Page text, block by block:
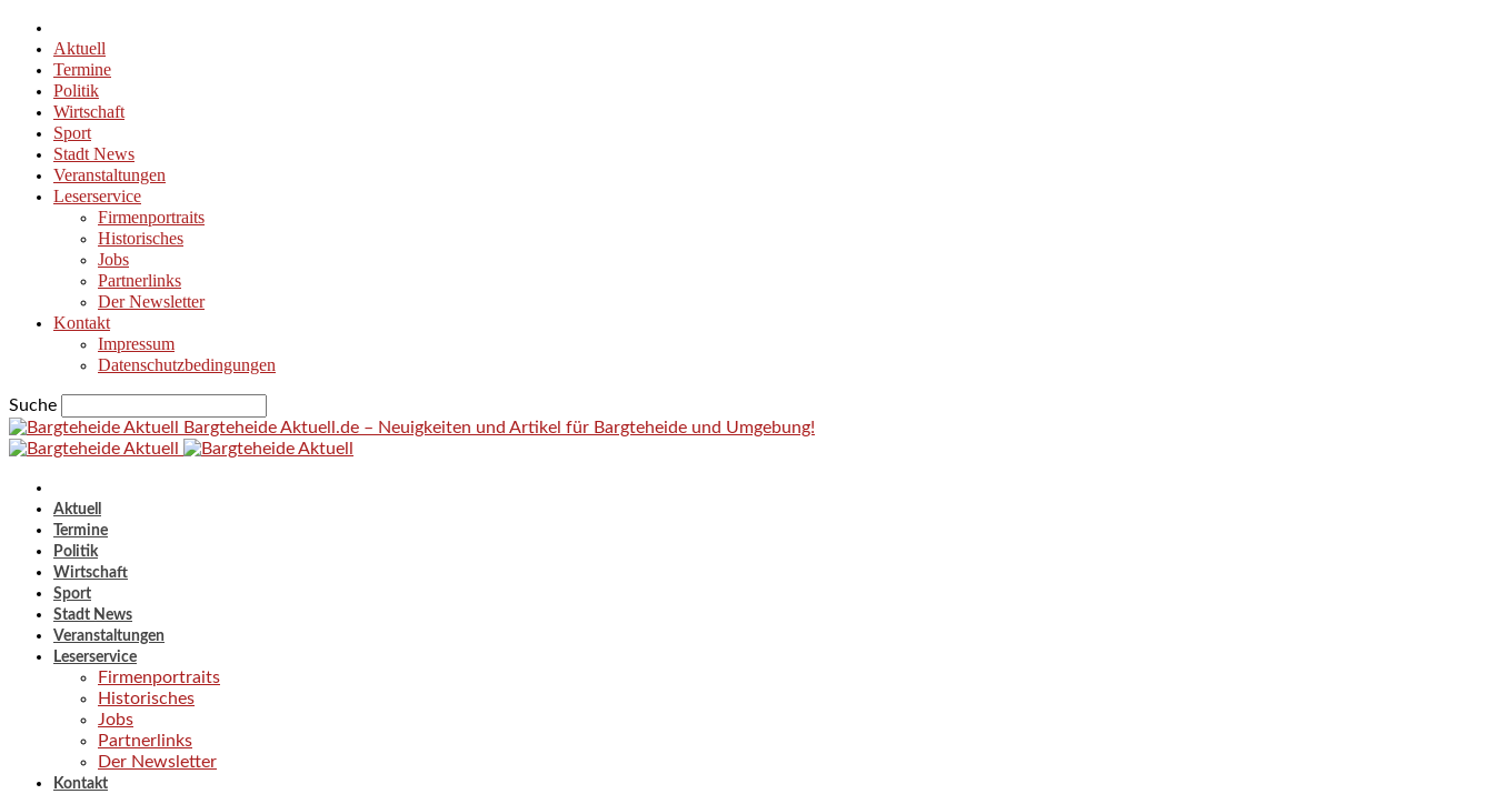
Aktuell
Termine
Politik
Wirtschaft
Sport
Stadt News
Veranstaltungen
Leserservice
Firmenportraits
Historisches
Jobs
Partnerlinks
Der Newsletter
Kontakt
Impressum
Datenschutzbedingungen
Suche
Bargteheide Aktuell.de – Neuigkeiten und Artikel für Bargteheide und Umgebung!
Aktuell
Termine
Politik
Wirtschaft
Sport
Stadt News
Veranstaltungen
Leserservice
Firmenportraits
Historisches
Jobs
Partnerlinks
Der Newsletter
Kontakt